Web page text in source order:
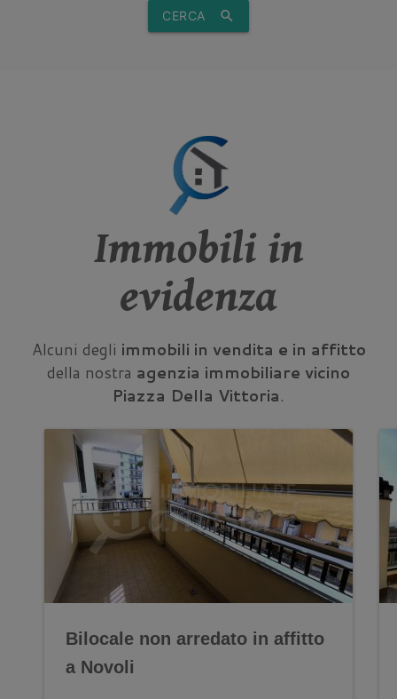
CERCA search
Immobili in
evidenza
Alcuni degli immobili in vendita e in affitto
della nostra agenzia immobiliare vicino
Piazza Della Vittoria.
Bilocale non arredato in affitto
a Novoli